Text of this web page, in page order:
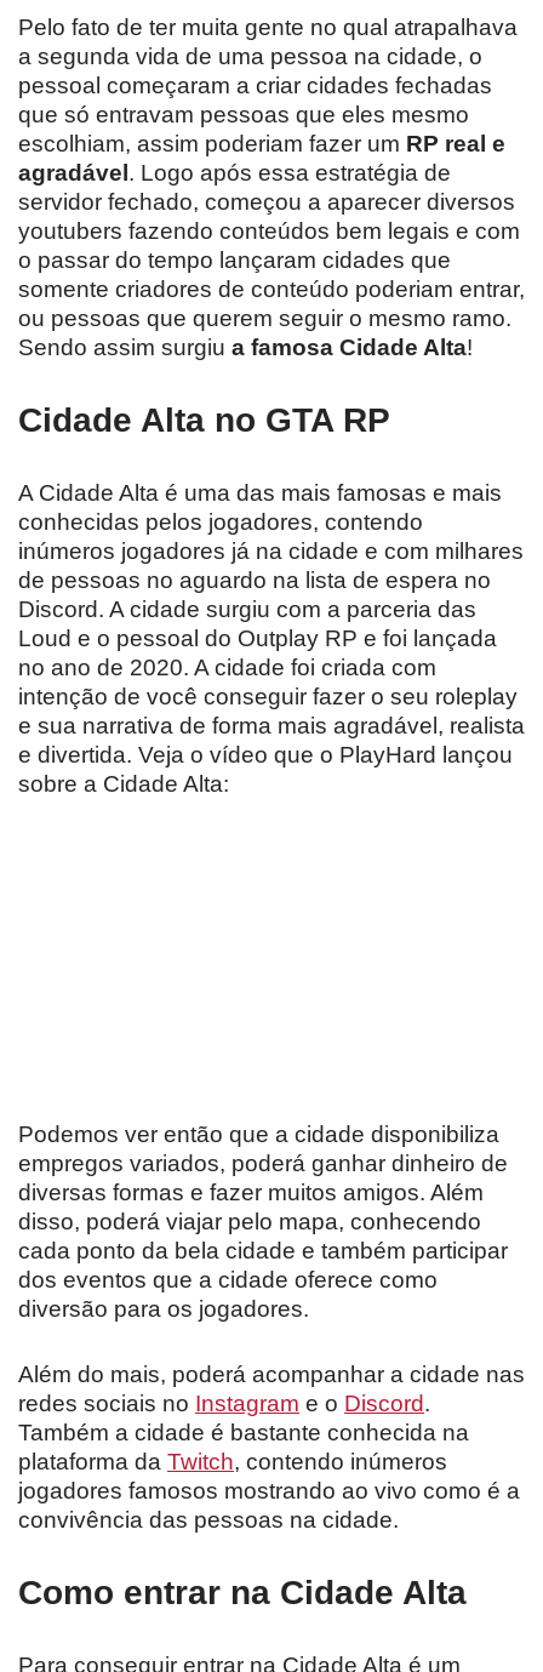
Pelo fato de ter muita gente no qual atrapalhava
a segunda vida de uma pessoa na cidade, o
pessoal começaram a criar cidades fechadas
que só entravam pessoas que eles mesmo
escolhiam, assim poderiam fazer um RP real e
agradável. Logo após essa estratégia de
servidor fechado, começou a aparecer diversos
youtubers fazendo conteúdos bem legais e com
o passar do tempo lançaram cidades que
somente criadores de conteúdo poderiam entrar,
ou pessoas que querem seguir o mesmo ramo.
Sendo assim surgiu a famosa Cidade Alta!
Cidade Alta no GTA RP
A Cidade Alta é uma das mais famosas e mais
conhecidas pelos jogadores, contendo
inúmeros jogadores já na cidade e com milhares
de pessoas no aguardo na lista de espera no
Discord. A cidade surgiu com a parceria das
Loud e o pessoal do Outplay RP e foi lançada
no ano de 2020. A cidade foi criada com
intenção de você conseguir fazer o seu roleplay
e sua narrativa de forma mais agradável, realista
e divertida. Veja o vídeo que o PlayHard lançou
sobre a Cidade Alta:
Podemos ver então que a cidade disponibiliza
empregos variados, poderá ganhar dinheiro de
diversas formas e fazer muitos amigos. Além
disso, poderá viajar pelo mapa, conhecendo
cada ponto da bela cidade e também participar
dos eventos que a cidade oferece como
diversão para os jogadores.
Além do mais, poderá acompanhar a cidade nas
redes sociais no Instagram e o Discord.
Também a cidade é bastante conhecida na
plataforma da Twitch, contendo inúmeros
jogadores famosos mostrando ao vivo como é a
convivência das pessoas na cidade.
Como entrar na Cidade Alta
Para conseguir entrar na Cidade Alta é um